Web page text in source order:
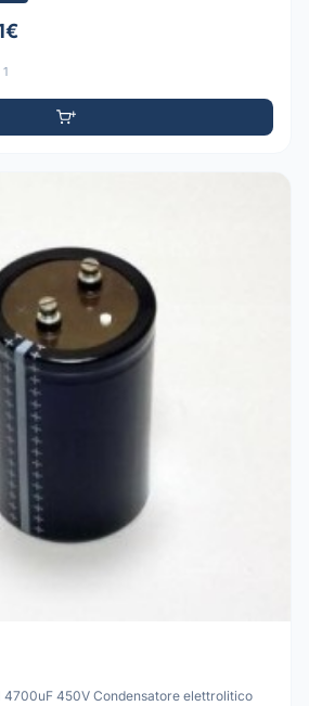
4700uF 450V Condensatore elettrolitico